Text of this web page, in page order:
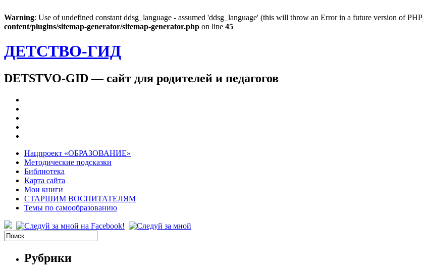
Warning: Use of undefined constant ddsg_language - assumed 'ddsg_language' (this will throw an Error in a future version of
content/plugins/sitemap-generator/sitemap-generator.php on line 45
ДЕТСТВО-ГИД
DETSTVO-GID — сайт для родителей и педагогов
Нацпроект «ОБРАЗОВАНИЕ»
Методические подсказки
Библиотека
Карта сайта
Мои книги
СТАРШИМ ВОСПИТАТЕЛЯМ
Темы по самообразованию
Рубрики